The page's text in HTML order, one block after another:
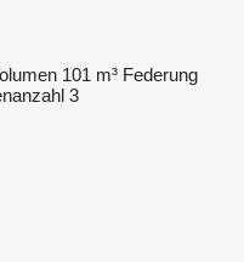
101 m³ Federung
3